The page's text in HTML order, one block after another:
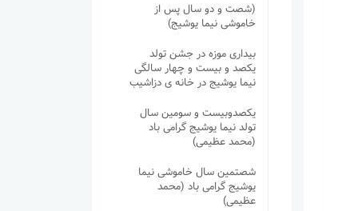
(شصت و دو سال پس از
خاموشی نیما یوشیج)
بیداری موزه در جشن تولد
یکصد و بیست و چهار سالگی
نیما یوشیج در خانه ی دزاشیب
یکصدوبیست و سومین سال
تولد نیما یوشیج گرامی باد
(محمد عظیمی)
شصتمین سال خاموشی نیما
یوشیج گرامی باد (محمد
عظیمی)